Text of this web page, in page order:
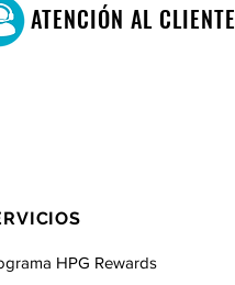
ATENCIÓN AL CLIENTE
HPG Rewards